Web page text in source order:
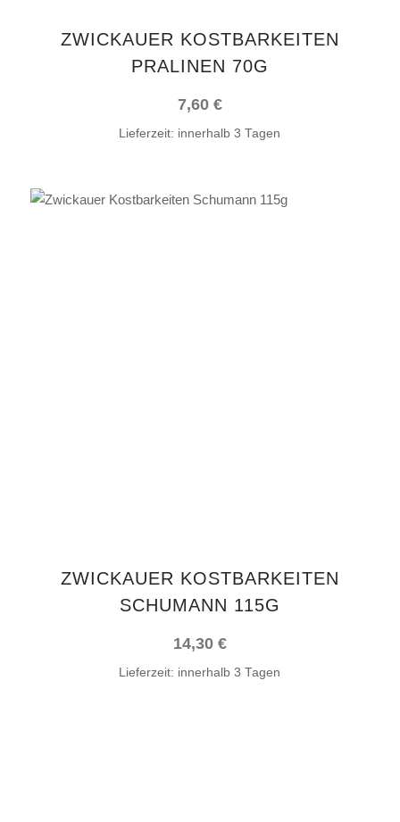
ZWICKAUER KOSTBARKEITEN
PRALINEN 70G
7,60 €
Lieferzeit: innerhalb 3 Tagen
ZWICKAUER KOSTBARKEITEN
SCHUMANN 115G
14,30 €
Lieferzeit: innerhalb 3 Tagen